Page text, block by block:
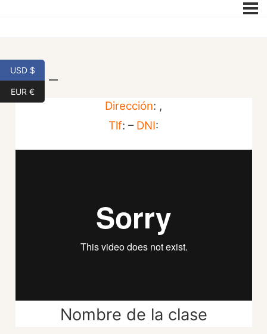
| 19 –
Dirección: ,
Tlf: – DNI:
Nombre de la clase
USD $
EUR €